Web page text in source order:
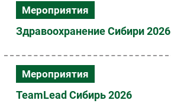
Интервью
Мероприятия
Проекты
IT класс
Тестовый стенд
Каталог компаний
Мероприятия
Здравоохранение Сибири 2026
Мероприятия
TeamLead Сибирь 2026